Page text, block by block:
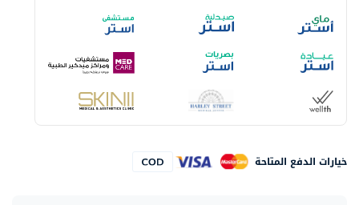
خيارات الدفع المتاحة